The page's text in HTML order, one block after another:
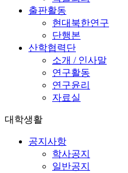
출판활동
현대북한연구
단행본
산학협력단
소개 / 인사말
연구활동
연구윤리
자료실
대학생활
공지사항
학사공지
일반공지